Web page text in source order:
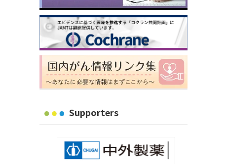
Supporters